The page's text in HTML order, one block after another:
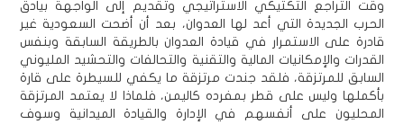
وقت التراجع التكتيكي الاستراتيجي وتقديم إلى الواجهة بيادق
الحرب الجديدة التي أعد لها العدوان، بعد أن أضحت السعودية غير
قادرة على الاستمرار في قيادة العدوان بالطريقة السابقة وبنفس
القدرات والإمكانيات المالية والتقنية والتحالفات والتحشيد المليوني
السابق للمرتزقة، فلقد جندت مرتزقة ما يكفي للسيطرة على قارة
بأكملها وليس على قطر بمفرده كاليمن، فلماذا لا يعتمد المرتزقة
المحليون على أنفسهم في الإدارة والقيادة الميدانية وسوف